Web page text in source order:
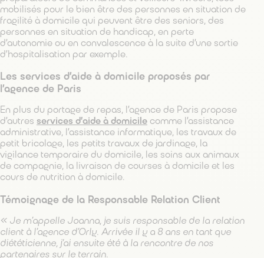
mobilisés pour le bien être des personnes en situation de
fragilité à domicile qui peuvent être des seniors, des
personnes en situation de handicap, en perte
d’autonomie ou en convalescence à la suite d’une sortie
d’hospitalisation par exemple.
Les services d’aide à domicile proposés par
l’agence de Paris
En plus du portage de repas, l’agence de Paris propose
d’autres services d’aide à domicile comme l’assistance
administrative, l’assistance informatique, les travaux de
petit bricolage, les petits travaux de jardinage, la
vigilance temporaire du domicile, les soins aux animaux
de compagnie, la livraison de courses à domicile et les
cours de nutrition à domicile.
Témoignage de la Responsable Relation Client
« Je m’appelle Joanna, je suis responsable de la relation
client à l’agence d’Orly. Arrivée il y a 8 ans en tant que
diététicienne, j’ai ensuite été à la rencontre de nos
partenaires sur le terrain.